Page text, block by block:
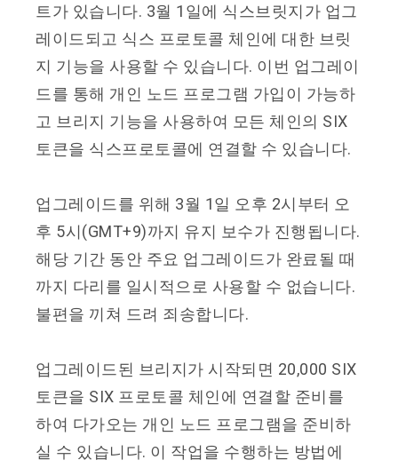
트가 있습니다. 3월 1일에 식스브릿지가 업그
레이드되고 식스 프로토콜 체인에 대한 브릿
지 기능을 사용할 수 있습니다. 이번 업그레이
드를 통해 개인 노드 프로그램 가입이 가능하
고 브리지 기능을 사용하여 모든 체인의 SIX
토큰을 식스프로토콜에 연결할 수 있습니다.
업그레이드를 위해 3월 1일 오후 2시부터 오
후 5시(GMT+9)까지 유지 보수가 진행됩니다.
해당 기간 동안 주요 업그레이드가 완료될 때
까지 다리를 일시적으로 사용할 수 없습니다.
불편을 끼쳐 드려 죄송합니다.
업그레이드된 브리지가 시작되면 20,000 SIX
토큰을 SIX 프로토콜 체인에 연결할 준비를
하여 다가오는 개인 노드 프로그램을 준비하
실 수 있습니다. 이 작업을 수행하는 방법에